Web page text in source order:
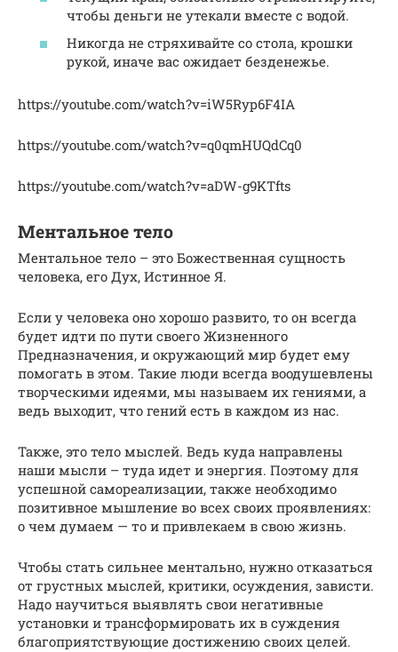
чтобы деньги не утекали вместе с водой.
Никогда не стряхивайте со стола, крошки
рукой, иначе вас ожидает безденежье.
https://youtube.com/watch?v=iW5Ryp6F4IA
https://youtube.com/watch?v=q0qmHUQdCq0
https://youtube.com/watch?v=aDW-g9KTfts
Ментальное тело
Ментальное тело – это Божественная сущность
человека, его Дух, Истинное Я.
Если у человека оно хорошо развито, то он всегда
будет идти по пути своего Жизненного
Предназначения, и окружающий мир будет ему
помогать в этом. Такие люди всегда воодушевлены
творческими идеями, мы называем их гениями, а
ведь выходит, что гений есть в каждом из нас.
Также, это тело мыслей. Ведь куда направлены
наши мысли – туда идет и энергия. Поэтому для
успешной самореализации, также необходимо
позитивное мышление во всех своих проявлениях:
о чем думаем — то и привлекаем в свою жизнь.
Чтобы стать сильнее ментально, нужно отказаться
от грустных мыслей, критики, осуждения, зависти.
Надо научиться выявлять свои негативные
установки и трансформировать их в суждения
благоприятствующие достижению своих целей.